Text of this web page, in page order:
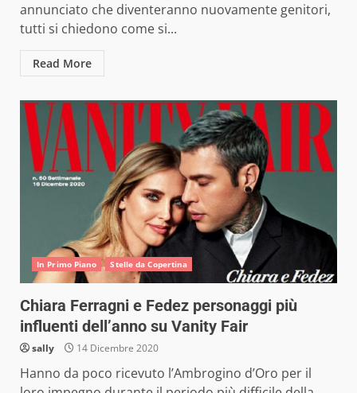
annunciato che diventeranno nuovamente genitori,
tutti si chiedono come si...
Read More
In Primo Piano Stelle da Copertina
Chiara Ferragni e Fedez personaggi più
influenti dell’anno su Vanity Fair
sally 14 Dicembre 2020
Hanno da poco ricevuto l’Ambrogino d’Oro per il